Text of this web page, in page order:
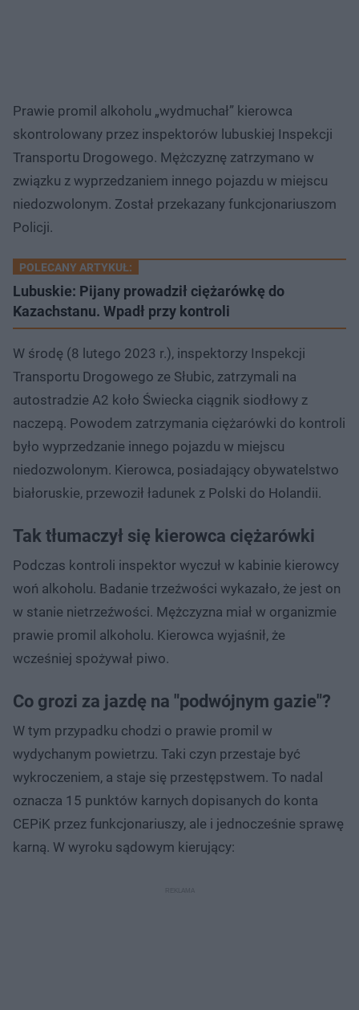
Prawie promil alkoholu „wydmuchał” kierowca
skontrolowany przez inspektorów lubuskiej Inspekcji
Transportu Drogowego. Mężczyznę zatrzymano w
związku z wyprzedzaniem innego pojazdu w miejscu
niedozwolonym. Został przekazany funkcjonariuszom
Policji.
POLECANY ARTYKUŁ:
Lubuskie: Pijany prowadził ciężarówkę do
Kazachstanu. Wpadł przy kontroli
W środę (8 lutego 2023 r.), inspektorzy Inspekcji
Transportu Drogowego ze Słubic, zatrzymali na
autostradzie A2 koło Świecka ciągnik siodłowy z
naczepą. Powodem zatrzymania ciężarówki do kontroli
było wyprzedzanie innego pojazdu w miejscu
niedozwolonym. Kierowca, posiadający obywatelstwo
białoruskie, przewoził ładunek z Polski do Holandii.
Tak tłumaczył się kierowca ciężarówki
Podczas kontroli inspektor wyczuł w kabinie kierowcy
woń alkoholu. Badanie trzeźwości wykazało, że jest on
w stanie nietrzeźwości. Mężczyzna miał w organizmie
prawie promil alkoholu. Kierowca wyjaśnił, że
wcześniej spożywał piwo.
Co grozi za jazdę na "podwójnym gazie"?
W tym przypadku chodzi o prawie promil w
wydychanym powietrzu. Taki czyn przestaje być
wykroczeniem, a staje się przestępstwem. To nadal
oznacza 15 punktów karnych dopisanych do konta
CEPiK przez funkcjonariuszy, ale i jednocześnie sprawę
karną. W wyroku sądowym kierujący: